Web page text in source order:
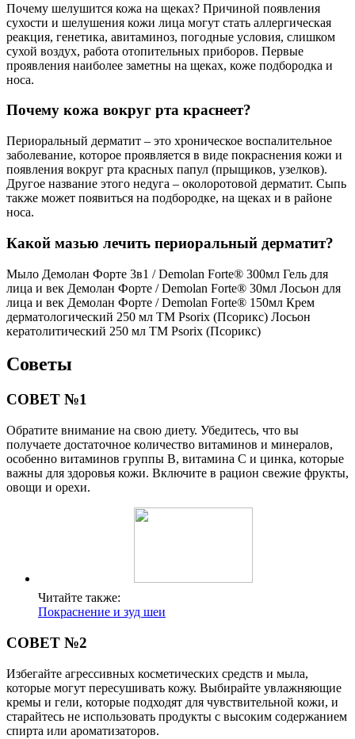
Почему шелушится кожа на щеках? Причиной появления
сухости и шелушения кожи лица могут стать аллергическая
реакция, генетика, авитаминоз, погодные условия, слишком
сухой воздух, работа отопительных приборов. Первые
проявления наиболее заметны на щеках, коже подбородка и
носа.
Почему кожа вокруг рта краснеет?
Периоральный дерматит – это хроническое воспалительное
заболевание, которое проявляется в виде покраснения кожи и
появления вокруг рта красных папул (прыщиков, узелков).
Другое название этого недуга – околоротовой дерматит. Сыпь
также может появиться на подбородке, на щеках и в районе
носа.
Какой мазью лечить периоральный дерматит?
Мыло Демолан Форте 3в1 / Demolan Forte® 300мл Гель для
лица и век Демолан Форте / Demolan Forte® 30мл Лосьон для
лица и век Демолан Форте / Demolan Forte® 150мл Крем
дерматологический 250 мл ТМ Psorix (Псорикс) Лосьон
кератолитический 250 мл ТМ Psorix (Псорикс)
Советы
СОВЕТ №1
Обратите внимание на свою диету. Убедитесь, что вы
получаете достаточное количество витаминов и минералов,
особенно витаминов группы B, витамина C и цинка, которые
важны для здоровья кожи. Включите в рацион свежие фрукты,
овощи и орехи.
Читайте также:
Покраснение и зуд шеи
СОВЕТ №2
Избегайте агрессивных косметических средств и мыла,
которые могут пересушивать кожу. Выбирайте увлажняющие
кремы и гели, которые подходят для чувствительной кожи, и
старайтесь не использовать продукты с высоким содержанием
спирта или ароматизаторов.